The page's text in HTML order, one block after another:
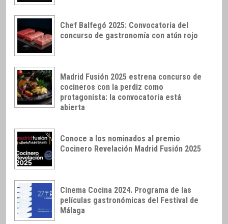
Chef Balfegó 2025: Convocatoria del
concurso de gastronomía con atún rojo
Madrid Fusión 2025 estrena concurso de
cocineros con la perdiz como
protagonista: la convocatoria está
abierta
Conoce a los nominados al premio
Cocinero Revelación Madrid Fusión 2025
Cinema Cocina 2024. Programa de las
películas gastronómicas del Festival de
Málaga